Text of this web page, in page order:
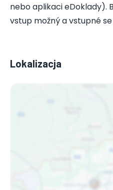
nebo aplikaci eDoklady).
vstup možný a vstupné
Lokalizacja